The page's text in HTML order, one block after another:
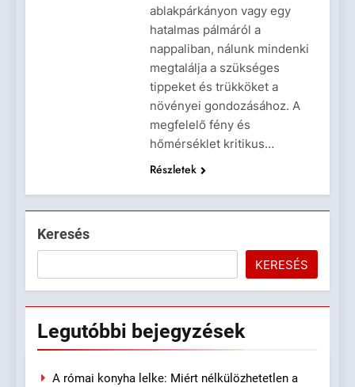
ablakpárkányon vagy egy
hatalmas pálmáról a
nappaliban, nálunk mindenki
megtalálja a szükséges
tippeket és trükköket a
növényei gondozásához. A
megfelelő fény és
hőmérséklet kritikus…
Részletek
Keresés
KERESÉS
Legutóbbi bejegyzések
A római konyha lelke: Miért nélkülözhetetlen a